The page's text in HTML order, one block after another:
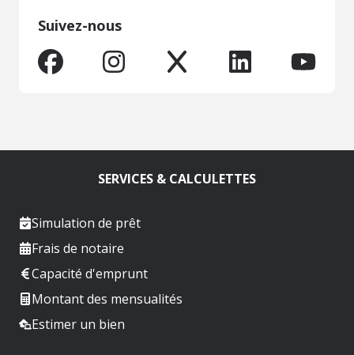
Suivez-nous
SERVICES & CALCULETTES
Simulation de prêt
Frais de notaire
Capacité d'emprunt
Montant des mensualités
Estimer un bien